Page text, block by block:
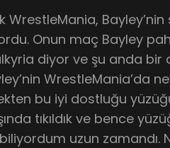
Bayley’nin
Onun maç Bayley
diyor ve şu anda bir
WrestleMania’da
bu iyi dostluğu
tıkıldık ve bence
biliyordum uzun zamandı.